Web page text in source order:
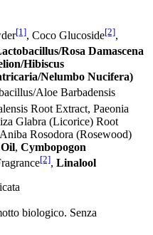
[1], Coco Glucoside[2],
Rosa Damascena
Hibiscus
Nelumbo Nucifera)
Aloe Barbadensis
Root Extract, Paeonia
Glabra (Licorice) Root
Rosodora (Rosewood)
, Cymbopogon
[2], Linalool
biologico. Senza